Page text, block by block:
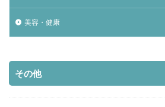
美容・健康
その他